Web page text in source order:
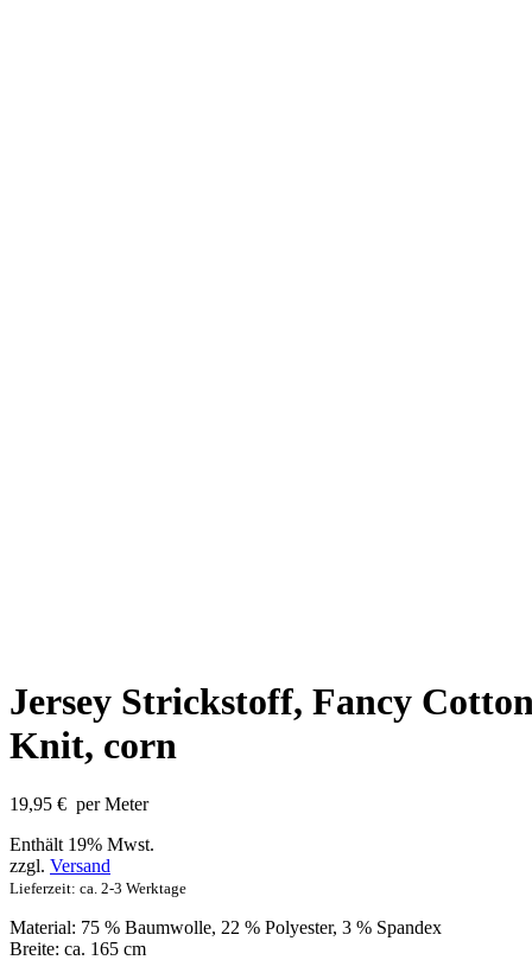
Jersey Strickstoff, Fancy
Knit, corn
19,95 € per Meter
Enthält 19% Mwst.
zzgl. Versand
Lieferzeit: ca. 2-3 Werktage
Material: 75 % Baumwolle, 22 % Polyester, 3 % Spandex
Breite: ca. 165 cm